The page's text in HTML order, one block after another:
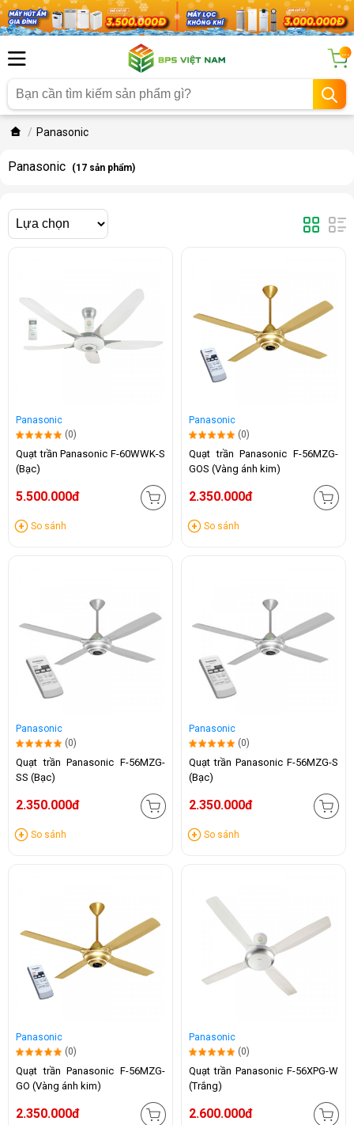
...
Panasonic
Panasonic (17 sản phẩm)
Panasonic
(0)
Quạt trần Panasonic F-60WWK-S
(Bạc)
5.500.000đ
So sánh
Panasonic
(0)
Quạt trần Panasonic F-56MZG-
GOS (Vàng ánh kim)
2.350.000đ
So sánh
Panasonic
(0)
Quạt trần Panasonic F-56MZG-
SS (Bạc)
2.350.000đ
So sánh
Panasonic
(0)
Quạt trần Panasonic F-56MZG-S
(Bạc)
2.350.000đ
So sánh
Panasonic
(0)
Quạt trần Panasonic F-56MZG-
GO (Vàng ánh kim)
2.350.000đ
Panasonic
(0)
Quạt trần Panasonic F-56XPG-W
(Trắng)
2.600.000đ